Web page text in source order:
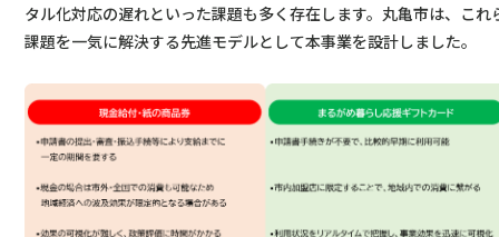
タル化対応の遅れといった課題も多く存在します。丸亀市は、これ
課題を一気に解決する先進モデルとして本事業を設計しました。